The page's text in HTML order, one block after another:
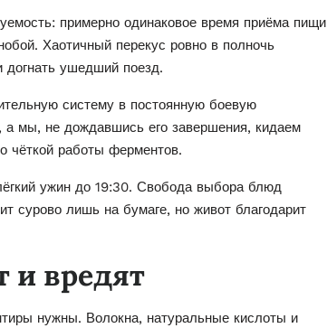
примерно одинаковое время приёма пищи
Хаотичный перекус ровно в полночь
догнать ушедший поезд.
систему в постоянную боевую
а мы, не дождавшись его завершения, кидаем
чёткой работы ферментов.
ужин до 19:30. Свобода выбора блюд
сурово лишь на бумаге, но живот благодарит
и вредят
нужны. Волокна, натуральные кислоты и